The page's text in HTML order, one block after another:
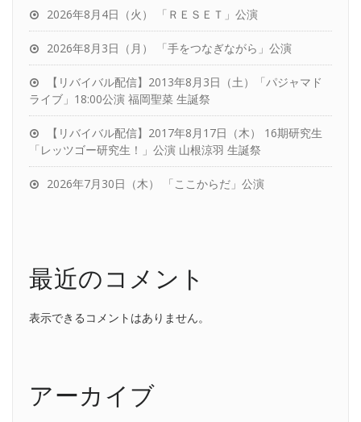
2026年8月4日（火） 「ＲＥＳＥＴ」公演
2026年8月3日（月） 「手をつなぎながら」公演
【リバイバル配信】2013年8月3日（土）「パジャマド
ライブ」18:00公演 福岡聖菜 生誕祭
【リバイバル配信】2017年8月17日（木） 16期研究生
「レッツゴー研究生！」公演 山根涼羽 生誕祭
2026年7月30日（木） 「ここからだ」公演
最近のコメント
表示できるコメントはありません。
アーカイブ